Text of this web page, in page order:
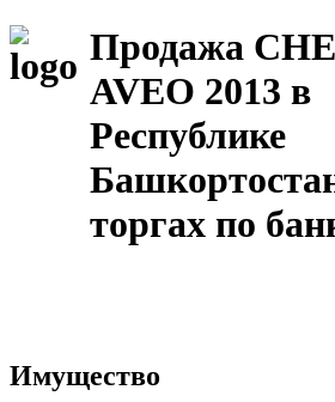
Продажа
AVEO 2013 в
Республике
торгах по
Имущество